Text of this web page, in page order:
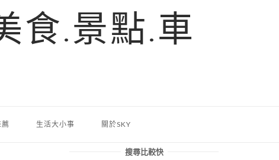
食.景點.車
生活大小事 關於SKY
搜尋比較快